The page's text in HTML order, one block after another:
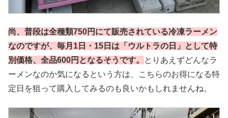
尚、普段は全種類750円にて販売されている冷凍ラーメン
なのですが、毎月1日・15日は「ウルトラの日」として特
別価格、全品600円となるそうです。
とりあえずどんなラ
ーメンなのか気になるという方は、こちらのお得になる特
定日を狙って購入してみるのも良いかもしれませんね。